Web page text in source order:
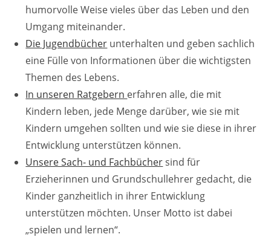
humorvolle Weise vieles über das Leben und den
Umgang miteinander.
Die Jugendbücher unterhalten und geben sachlich
eine Fülle von Informationen über die wichtigsten
Themen des Lebens.
In unseren Ratgebern erfahren alle, die mit
Kindern leben, jede Menge darüber, wie sie mit
Kindern umgehen sollten und wie sie diese in ihrer
Entwicklung unterstützen können.
Unsere Sach- und Fachbüchersind für
Erzieherinnen und Grundschullehrer gedacht, die
Kinder ganzheitlich in ihrer Entwicklung
unterstützen möchten. Unser Motto ist dabei
„spielen und lernen“.